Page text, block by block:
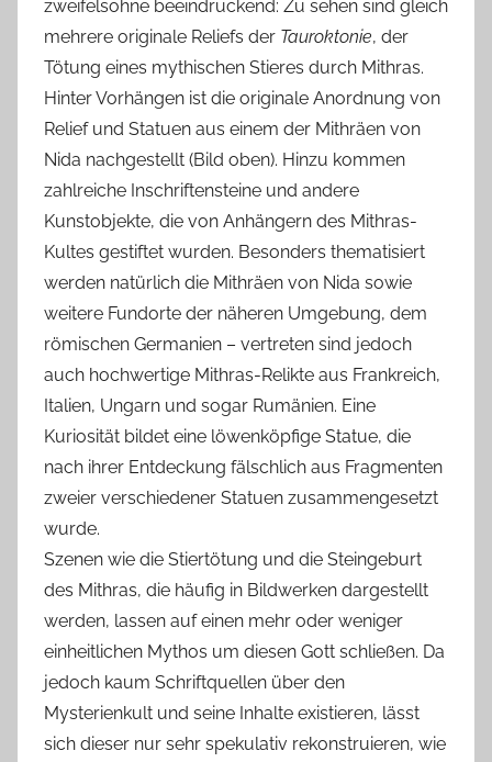
zweifelsohne beeindruckend: Zu sehen sind gleich
mehrere originale Reliefs der Tauroktonie, der
Tötung eines mythischen Stieres durch Mithras.
Hinter Vorhängen ist die originale Anordnung von
Relief und Statuen aus einem der Mithräen von
Nida nachgestellt (Bild oben). Hinzu kommen
zahlreiche Inschriftensteine und andere
Kunstobjekte, die von Anhängern des Mithras-
Kultes gestiftet wurden. Besonders thematisiert
werden natürlich die Mithräen von Nida sowie
weitere Fundorte der näheren Umgebung, dem
römischen Germanien – vertreten sind jedoch
auch hochwertige Mithras-Relikte aus Frankreich,
Italien, Ungarn und sogar Rumänien. Eine
Kuriosität bildet eine löwenköpfige Statue, die
nach ihrer Entdeckung fälschlich aus Fragmenten
zweier verschiedener Statuen zusammengesetzt
wurde.
Szenen wie die Stiertötung und die Steingeburt
des Mithras, die häufig in Bildwerken dargestellt
werden, lassen auf einen mehr oder weniger
einheitlichen Mythos um diesen Gott schließen. Da
jedoch kaum Schriftquellen über den
Mysterienkult und seine Inhalte existieren, lässt
sich dieser nur sehr spekulativ rekonstruieren, wie